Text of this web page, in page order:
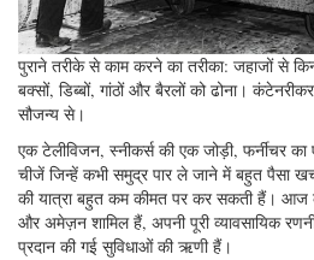
पुराने तरीके से काम करने का तरीका: जहाजों से
बक्सों, डिब्बों, गांठों और बैरलों को ढोना।
सौजन्य से।
एक टेलीविजन, स्नीकर्स की एक जोड़ी, फर्नीचर
चीजें जिन्हें कभी समुद्र पार ले जाने में बहुत पैसा
की यात्रा बहुत कम कीमत पर कर सकती हैं। आज
और अमेज़न शामिल हैं, अपनी पूरी व्यावसायिक
प्रदान की गई सुविधाओं की ऋणी हैं।